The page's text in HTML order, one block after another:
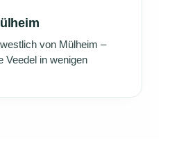
von Mülheim –
Veedel in wenigen